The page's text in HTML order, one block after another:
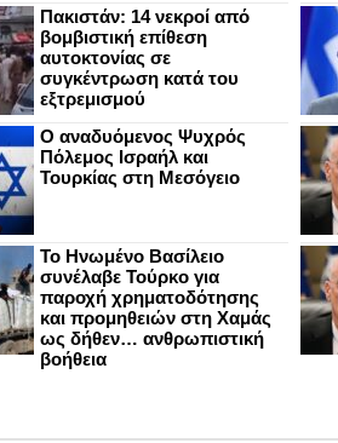
Πακιστάν: 14 νεκροί από
βομβιστική επίθεση
αυτοκτονίας σε
συγκέντρωση κατά του
εξτρεμισμού
Ο αναδυόμενος Ψυχρός
Πόλεμος Ισραήλ και
Τουρκίας στη Μεσόγειο
Το Ηνωμένο Βασίλειο
συνέλαβε Τούρκο για
παροχή χρηματοδότησης
και προμηθειών στη Χαμάς
ως δήθεν… ανθρωπιστική
βοήθεια